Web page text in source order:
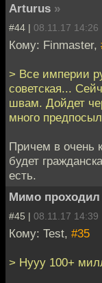
Arturus »
#44 | 08.11.17 14:26
Кому: Finmaster,
> Все империи
советская...
швам. Дойдет
много
Причем в очень
будет
есть.
Мимо проходил
#45 | 08.11.17 14:39
Кому: Test, #35
> Нууу 100+